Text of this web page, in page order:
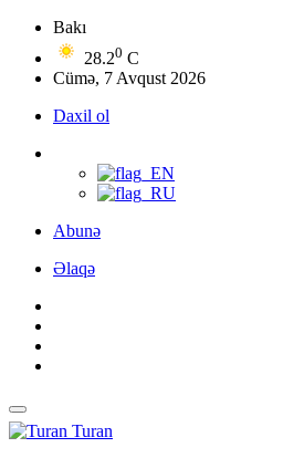
Bakı
28.20 C
Cümə, 7 Avqust 2026
Daxil ol
Abunə
Əlaqə
Turan